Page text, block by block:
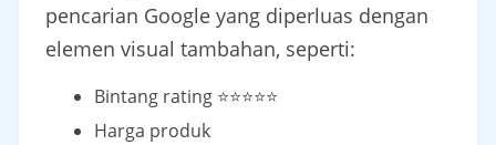
pencarian Google yang diperluas dengan
elemen visual tambahan, seperti:
Bintang rating ⭐⭐⭐⭐⭐
Harga produk